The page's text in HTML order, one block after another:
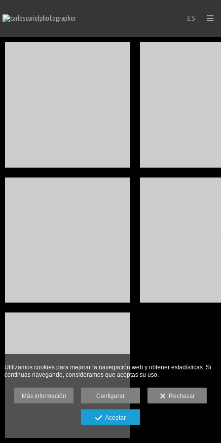
Utilizamos cookies para mejorar la navegación web y obtener estadísticas. Si
continuas navegando, consideramos que aceptas su uso.
Más información Configurar Rechazar
Aceptar